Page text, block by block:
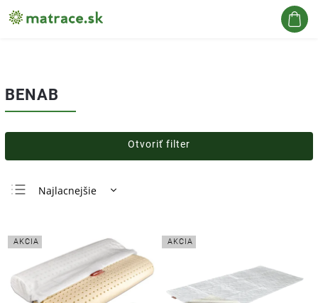
BENAB
Otvoriť filter
Najlacnejšie
Najpredávanejšie
Abecedne
AKCIA AKCIA